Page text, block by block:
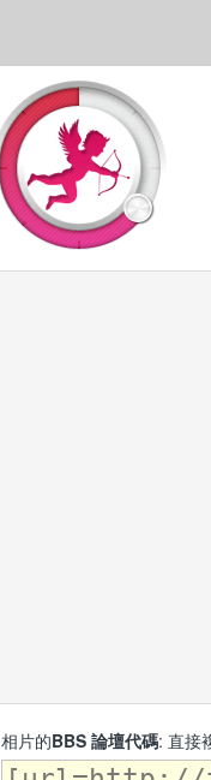
相片的BBS 論壇代碼: 直接